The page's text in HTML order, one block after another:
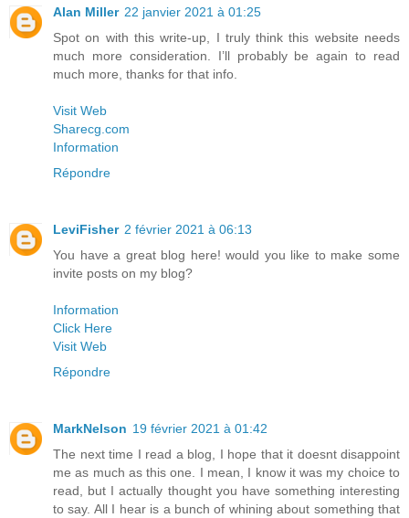
Alan Miller 22 janvier 2021 à 01:25
Spot on with this write-up, I truly think this website needs
much more consideration. I’ll probably be again to read
much more, thanks for that info.
Visit Web
Sharecg.com
Information
Répondre
LeviFisher 2 février 2021 à 06:13
You have a great blog here! would you like to make some
invite posts on my blog?
Information
Click Here
Visit Web
Répondre
MarkNelson 19 février 2021 à 01:42
The next time I read a blog, I hope that it doesnt disappoint
me as much as this one. I mean, I know it was my choice to
read, but I actually thought you have something interesting
to say. All I hear is a bunch of whining about something that